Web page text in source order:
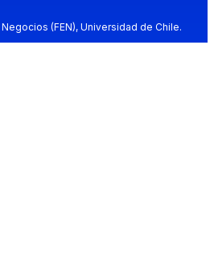
(FEN), Universidad de Chile.